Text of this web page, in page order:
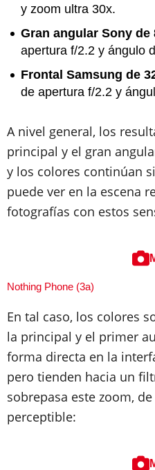
y zoom ultra 30x.
Gran angular Sony de
apertura f/2.2 y ángulo
Frontal Samsung de
de apertura f/2.2 y
A nivel general, los
principal y el gran
y los colores continúan
puede ver en la escena
fotografías con estos
Nothing Phone (3a)
En tal caso, los colores
la principal y el primer
forma directa en la
pero tienden hacia un
sobrepasa este zoom,
perceptible: